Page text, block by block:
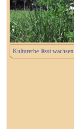
Kulturerbe lässt wachsen